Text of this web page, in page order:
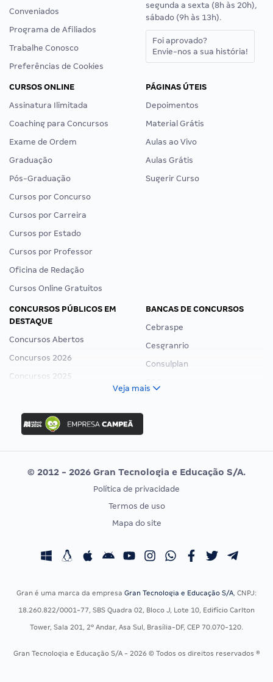
Conveniados
Programa de Afiliados
Trabalhe Conosco
Preferências de Cookies
segunda a sexta (8h às 20h),
sábado (9h às 13h).
Foi aprovado?
Envie-nos a sua história!
CURSOS ONLINE
Assinatura Ilimitada
Coaching para Concursos
Exame de Ordem
Graduação
Pós-Graduação
Cursos por Concurso
Cursos por Carreira
Cursos por Estado
Cursos por Professor
Oficina de Redação
Cursos Online Gratuitos
PÁGINAS ÚTEIS
Depoimentos
Material Grátis
Aulas ao Vivo
Aulas Grátis
Sugerir Curso
CONCURSOS PÚBLICOS EM
DESTAQUE
Concursos Abertos
Concursos 2026
Concursos 2025
Concurso Ibama
Concurso MPU
Editais publicados
BANCAS DE CONCURSOS
Cebraspe
Cesgranrio
Consulplan
Vunesp
CONCURSOS POR PROFISSÃO
Concursos Fiscais
Concursos Saúde
Residência Multiprofissional
EXAME DE ORDEM
Calendário OAB
Veja mais
© 2012 - 2026 Gran Tecnologia e Educação S/A.
Política de privacidade
Termos de uso
Mapa do site
Gran é uma marca da empresa Gran Tecnologia e Educação S/A, CNPJ:
18.260.822/0001-77, SBS Quadra 02, Bloco J, Lote 10, Edifício Carlton
Tower, Sala 201, 2º Andar, Asa Sul, Brasília-DF, CEP 70.070-120.
Gran Tecnologia e Educação S/A - 2026 © Todos os direitos reservados ®